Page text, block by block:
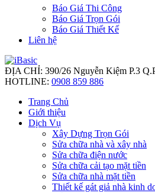
Báo Giá Thi Công
Báo Giá Trọn Gói
Báo Giá Thiết Kế
Liên hệ
ĐỊA CHỈ: 390/26 Nguyễn Kiệm P.3
HOTLINE: 0908 859 886
Trang Chủ
Giới thiệu
Dịch Vụ
Xây Dựng Trọn Gói
Sửa chữa nhà và xây nhà
Sửa chữa điện nước
Sửa chữa cải tạo mặt tiền
Sửa chữa nhà mặt tiền
Thiết kế gát giả nhà kinh